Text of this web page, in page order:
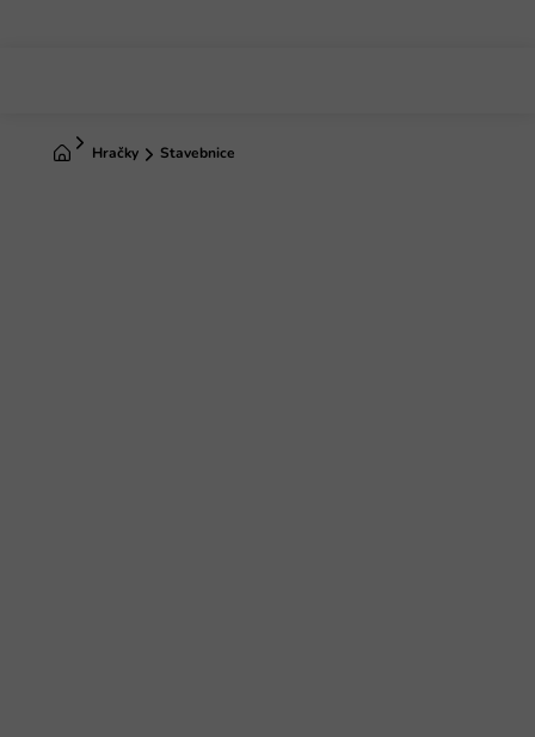
DomovHračky Stavebnice